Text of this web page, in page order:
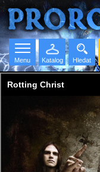
Hledat
Menu
Rotting Christ
Katalog